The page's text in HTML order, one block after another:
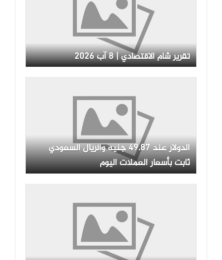
تقرير شام الاقتصادي | 8 آب 2026
الدولار عند 49.87 جنيه والريال السعودي
ثابت بأسعار العملات اليوم